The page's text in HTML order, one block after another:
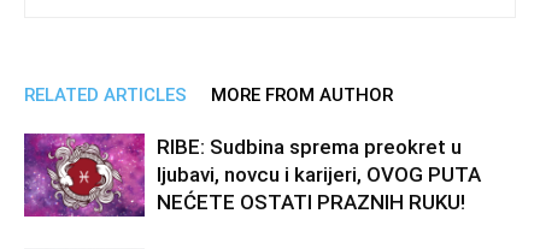
RELATED ARTICLES MORE FROM AUTHOR
RIBE: Sudbina sprema preokret u
ljubavi, novcu i karijeri, OVOG PUTA
NEĆETE OSTATI PRAZNIH RUKU!